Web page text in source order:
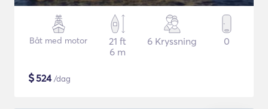
Båt med motor
21 ft
6 m
6 Kryssning 0
$524/dag